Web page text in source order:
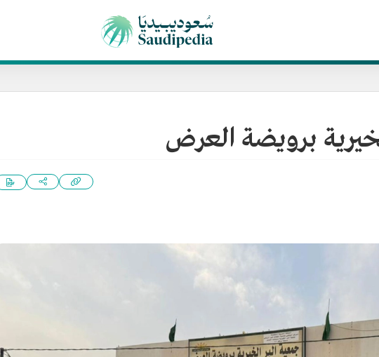
برويضة العرض